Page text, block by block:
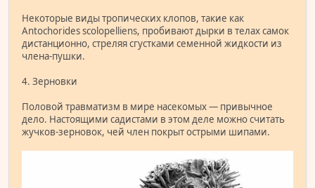
Некоторые виды тропических клопов, такие как
Antochorides scolopelliens, пробивают дырки в телах самок
дистанционно, стреляя сгустками семенной жидкости из
члена-пушки.
4. Зерновки
Половой травматизм в мире насекомых — привычное
дело. Настоящими садистами в этом деле можно считать
жучков-зерновок, чей член покрыт острыми шипами.